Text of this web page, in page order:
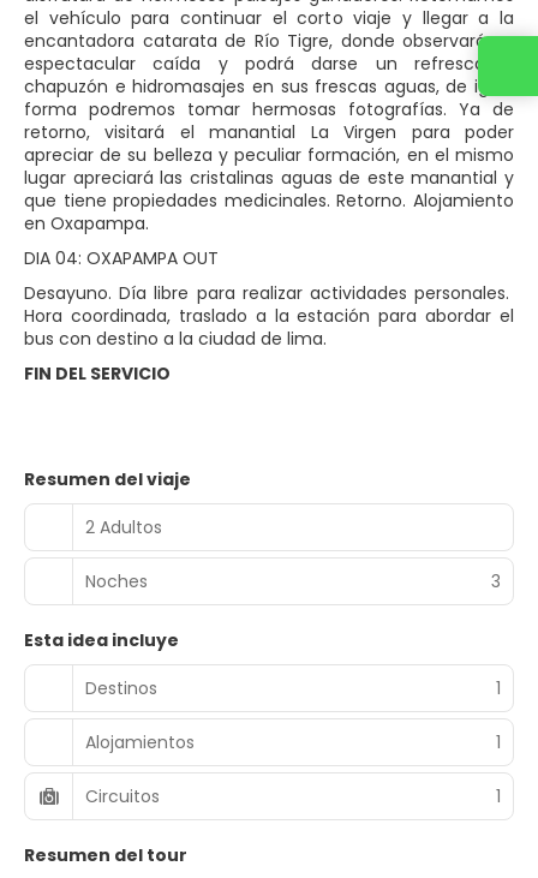
el vehículo para continuar el corto viaje y llegar a la
encantadora catarata de Río Tigre, donde observará su
espectacular caída y podrá darse un refrescante
chapuzón e hidromasajes en sus frescas aguas, de igual
forma podremos tomar hermosas fotografías. Ya de
retorno, visitará el manantial La Virgen para poder
apreciar de su belleza y peculiar formación, en el mismo
lugar apreciará las cristalinas aguas de este manantial y
que tiene propiedades medicinales. Retorno. Alojamiento
en Oxapampa.
DIA 04: OXAPAMPA OUT
Desayuno. Día libre para realizar actividades personales.
Hora coordinada, traslado a la estación para abordar el
bus con destino a la ciudad de lima.
FIN DEL SERVICIO
Resumen del viaje
2 Adultos
Noches 3
Esta idea incluye
Destinos
1
Alojamientos 1
Circuitos 1
Resumen del tour
Contacta con nosotros